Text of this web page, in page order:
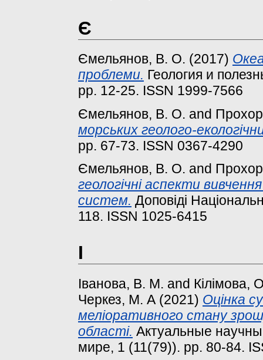
Є
Ємельянов, В. О. (2017)
проблеми. Геология и
pp. 12-25. ISSN 1999-7566
Ємельянов, В. О. and
морських геолого-
pp. 67-73. ISSN 0367-4290
Ємельянов, В. О. and
геологiчнi аспекти
систем. Доповiдi
118. ISSN 1025-6415
І
Іванова, В. М. and Кілімова,
Черкез, М. А (2021) Оцінка
меліоративного стану
області. Актуальные
мире, 1 (11(79)). pp. 80-84.